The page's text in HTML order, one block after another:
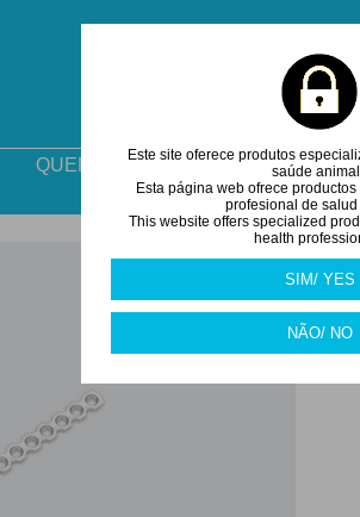
Este site oferece produtos
saúde
Esta página web ofrece
profesional de
This website offers specialized
health
SIM/ YES
NÃO/ NO
QUEM SOMOS COMO